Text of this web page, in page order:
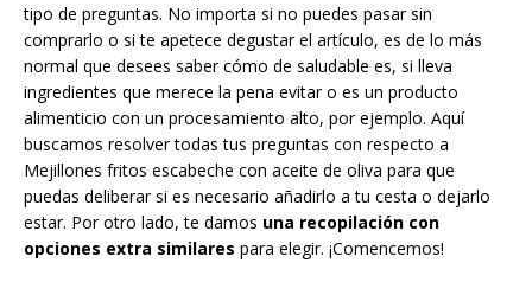
tipo de preguntas. No importa si no puedes pasar sin
comprarlo o si te apetece degustar el artículo, es de lo más
normal que desees saber cómo de saludable es, si lleva
ingredientes que merece la pena evitar o es un producto
alimenticio con un procesamiento alto, por ejemplo. Aquí
buscamos resolver todas tus preguntas con respecto a
Mejillones fritos escabeche con aceite de oliva para que
puedas deliberar si es necesario añadirlo a tu cesta o dejarlo
estar. Por otro lado, te damos una recopilación con
opciones extra similares para elegir. ¡Comencemos!